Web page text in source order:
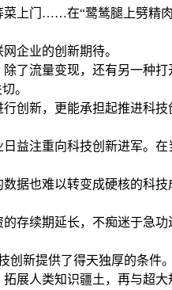
上门……在“鹭鸶腿上劈精
企业的创新期待。
了流量变现，还有另一种打
。
创新，更能承担起推进科
益注重向科技创新进军。
据也难以转变成硬核的科
存续期延长，不痴迷于急
新提供了得天独厚的条件
展人类知识疆土，再与超